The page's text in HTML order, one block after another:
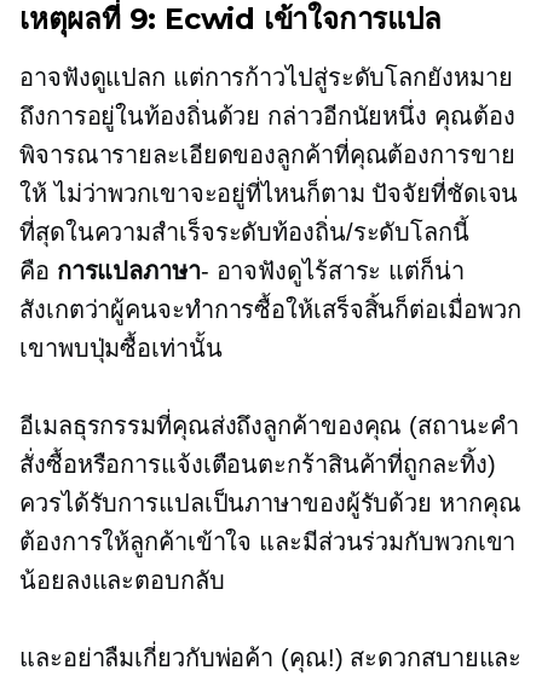
เหตุผลที่ 9: Ecwid เข้าใจการแปล
อาจฟังดูแปลก แต่การก้าวไปสู่ระดับโลกยังหมาย
ถึงการอยู่ในท้องถิ่นด้วย กล่าวอีกนัยหนึ่ง คุณต้อง
พิจารณารายละเอียดของลูกค้าที่คุณต้องการขาย
ให้ ไม่ว่าพวกเขาจะอยู่ที่ไหนก็ตาม ปัจจัยที่ชัดเจน
ที่สุดในความสำเร็จระดับท้องถิ่น/ระดับโลกนี้
คือ การแปลภาษา- อาจฟังดูไร้สาระ แต่ก็น่า
สังเกตว่าผู้คนจะทำการซื้อให้เสร็จสิ้นก็ต่อเมื่อพวก
เขาพบปุ่มซื้อเท่านั้น
อีเมลธุรกรรมที่คุณส่งถึงลูกค้าของคุณ (สถานะคำ
สั่งซื้อหรือการแจ้งเตือนตะกร้าสินค้าที่ถูกละทิ้ง)
ควรได้รับการแปลเป็นภาษาของผู้รับด้วย หากคุณ
ต้องการให้ลูกค้าเข้าใจ และมีส่วนร่วมกับพวกเขา
น้อยลงและตอบกลับ
และอย่าลืมเกี่ยวกับพ่อค้า (คุณ!) สะดวกสบายและ